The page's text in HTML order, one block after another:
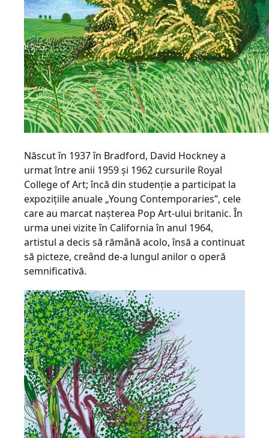
Născut în 1937 în Bradford, David Hockney a
urmat între anii 1959 şi 1962 cursurile Royal
College of Art; încă din studenţie a participat la
expoziţiile anuale „Young Contemporaries”, cele
care au marcat naşterea Pop Art-ului britanic. În
urma unei vizite în California în anul 1964,
artistul a decis să rămână acolo, însă a continuat
să picteze, creând de-a lungul anilor o operă
semnificativă.